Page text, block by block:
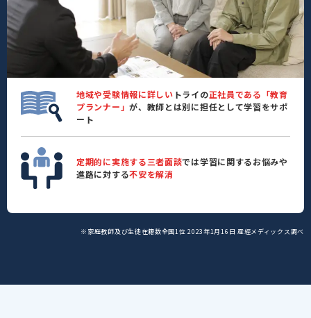
地域や受験情報に詳しい トライの正社員である「教育
プランナー」が、教師とは別に担任として学習をサポ
ート
定期的に実施する三者面談では学習に関するお悩みや
進路に対する不安を解消
※家庭教師及び生徒在籍数全国1位 2023年1月16日 産經メディックス調べ